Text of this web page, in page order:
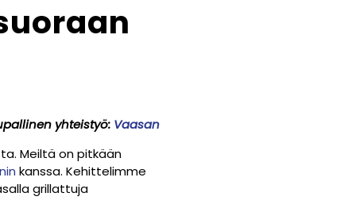
yhteistyö: Vaasan
Meiltä on pitkään
kanssa. Kehittelimme
grillattuja